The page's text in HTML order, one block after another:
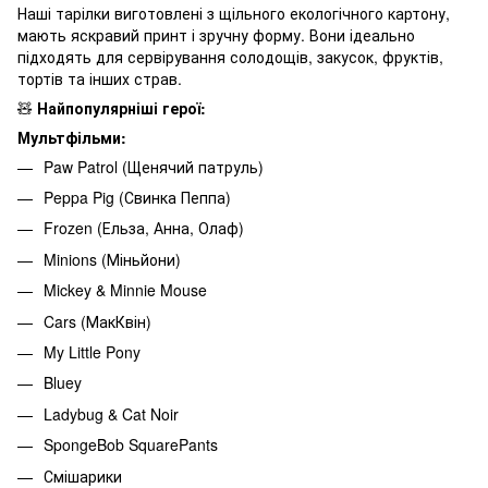
Наші тарілки виготовлені з щільного екологічного картону,
мають яскравий принт і зручну форму. Вони ідеально
підходять для сервірування солодощів, закусок, фруктів,
тортів та інших страв.
🧸 Найпопулярніші герої:
Мультфільми:
Paw Patrol (Щенячий патруль)
Peppa Pig (Свинка Пеппа)
Frozen (Ельза, Анна, Олаф)
Minions (Міньйони)
Mickey & Minnie Mouse
Cars (МакКвін)
My Little Pony
Bluey
Ladybug & Cat Noir
SpongeBob SquarePants
Смішарики